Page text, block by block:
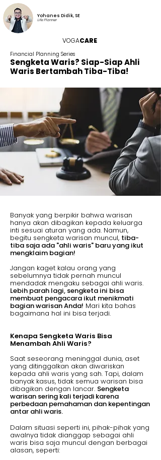
VOGACARE
Yohanes Didik, SE
Life Planner
Financial Planning Series
Sengketa Waris? Siap-Siap Ahli
Waris Bertambah Tiba-Tiba!
Banyak yang berpikir bahwa warisan
hanya akan dibagikan kepada keluarga
inti sesuai aturan yang ada. Namun,
begitu sengketa warisan muncul, tiba-
tiba saja ada "ahli waris" baru yang ikut
mengklaim bagian!
Jangan kaget kalau orang yang
sebelumnya tidak pernah muncul
mendadak mengaku sebagai ahli waris.
Lebih parah lagi, sengketa ini bisa
membuat pengacara ikut menikmati
bagian warisan Anda! Mari kita bahas
bagaimana hal ini bisa terjadi.
Kenapa Sengketa Waris Bisa
Menambah Ahli Waris?
Saat seseorang meninggal dunia, aset
yang ditinggalkan akan diwariskan
kepada ahli waris yang sah. Tapi, dalam
banyak kasus, tidak semua warisan bisa
dibagikan dengan lancar. Sengketa
warisan sering kali terjadi karena
perbedaan pemahaman dan kepentingan
antar ahli waris.
Dalam situasi seperti ini, pihak-pihak yang
awalnya tidak dianggap sebagai ahli
waris bisa saja muncul dengan berbagai
alasan, seperti: